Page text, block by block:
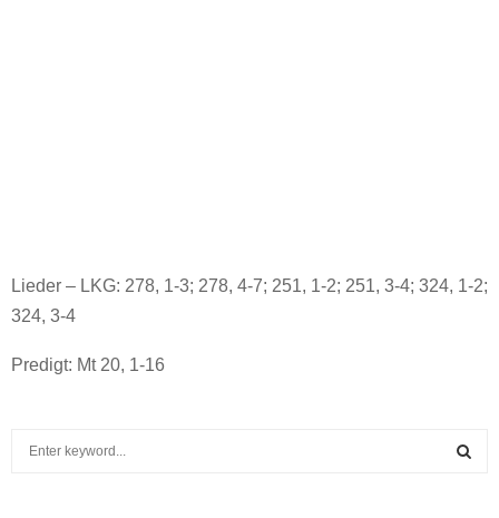
Lieder – LKG: 278, 1-3; 278, 4-7; 251, 1-2; 251, 3-4; 324, 1-2;
324, 3-4
Predigt: Mt 20, 1-16